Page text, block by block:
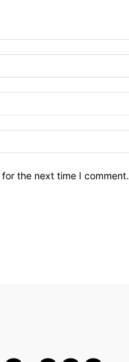
the next time I comment.